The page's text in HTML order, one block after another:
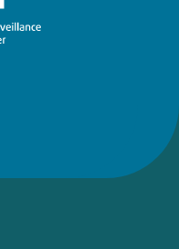
sursur